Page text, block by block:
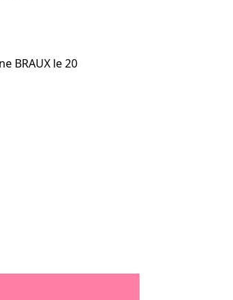
BRAUX le 20